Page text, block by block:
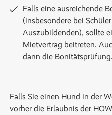
Falls eine ausreichende
(insbesondere bei
Auszubildenden), sollte
Mietvertrag beitreten.
dann die Bonitätsprüfung.
Falls Sie einen Hund in der
vorher die Erlaubnis der